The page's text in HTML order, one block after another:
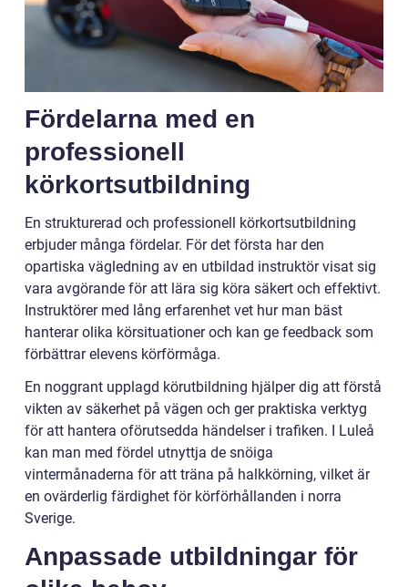
Fördelarna med en
professionell
körkortsutbildning
En strukturerad och professionell körkortsutbildning
erbjuder många fördelar. För det första har den
opartiska vägledning av en utbildad instruktör visat sig
vara avgörande för att lära sig köra säkert och effektivt.
Instruktörer med lång erfarenhet vet hur man bäst
hanterar olika körsituationer och kan ge feedback som
förbättrar elevens körförmåga.
En noggrant upplagd körutbildning hjälper dig att förstå
vikten av säkerhet på vägen och ger praktiska verktyg
för att hantera oförutsedda händelser i trafiken. I Luleå
kan man med fördel utnyttja de snöiga
vintermånaderna för att träna på halkkörning, vilket är
en ovärderlig färdighet för körförhållanden i norra
Sverige.
Anpassade utbildningar för